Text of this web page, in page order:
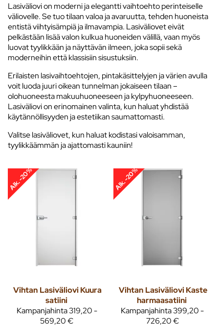
Lasiväliovi on moderni ja elegantti vaihtoehto perinteiselle
väliovelle. Se tuo tilaan valoa ja avaruutta, tehden huoneista
entistä viihtyisämpiä ja ilmavampia. Lasiväliovet eivät
pelkästään lisää valon kulkua huoneiden välillä, vaan myös
luovat tyylikkään ja näyttävän ilmeen, joka sopii sekä
moderneihin että klassisiin sisustuksiin.
Erilaisten lasivaihtoehtojen, pintakäsittelyjen ja värien avulla
voit luoda juuri oikean tunnelman jokaiseen tilaan –
olohuoneesta makuuhuoneeseen ja kylpyhuoneeseen.
Lasiväliovi on erinomainen valinta, kun haluat yhdistää
käytännöllisyyden ja estetiikan saumattomasti.
Valitse lasiväliovet, kun haluat kodistasi valoisamman,
tyylikkäämmän ja ajattomasti kauniin!
Alk. -20%
Vihtan Lasiväliovi Kuura
satiini
Kampanjahinta319,20 -
569,20 €
Alk. -20%
Vihtan Lasiväliovi Kaste
harmaasatiini
Kampanjahinta399,20 -
726,20 €